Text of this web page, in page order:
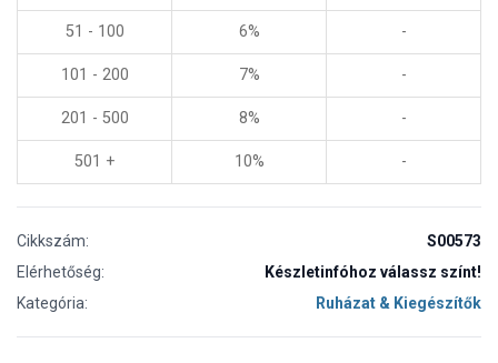
51 - 100 6% -
101 - 200 7% -
201 - 500 8% -
501 + 10% -
Cikkszám:
S00573
Elérhetőség:
Készletinfóhoz válassz színt!
Kategória:
Ruházat & Kiegészítők